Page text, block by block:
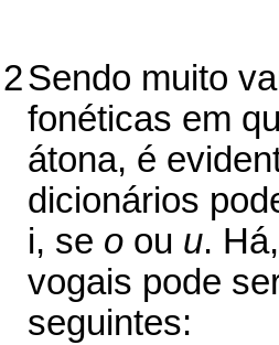
2Sendo muito
fonéticas em
átona, é
dicionários
i, se o ou u.
vogais pode
seguintes: